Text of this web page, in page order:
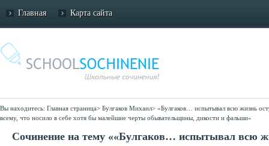
Главная Карта сайта
Вы находитесь: Главная страница> Булгаков Михаил> «Булгаков… испытывал всю жизнь
всему, что носило в себе хотя бы малейшие черты обывательщины, дикости и фальши»
Сочинение на тему ««Булгаков… испытывал всю